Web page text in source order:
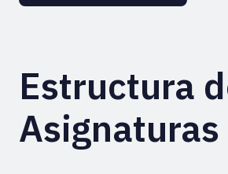
Estructura